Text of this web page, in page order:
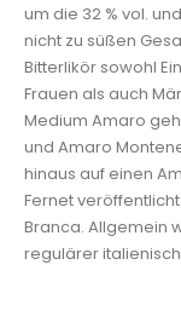
um die 32 % vol.
nicht zu süßen
Bitterlikör sowohl
Frauen als auch
Medium Amaro
und Amaro
hinaus auf einen
Fernet
Branca. Allgemein
regulärer